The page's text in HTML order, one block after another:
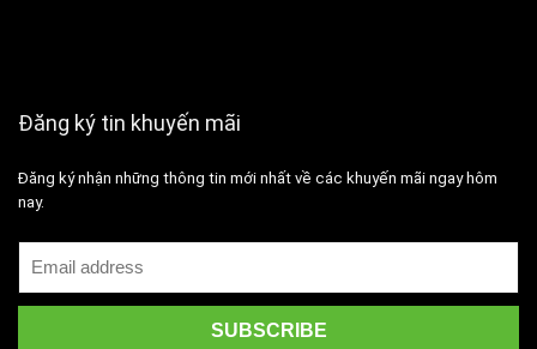
Đăng ký tin khuyến mãi
Đăng ký nhận những thông tin mới nhất về các khuyến mãi ngay hôm
nay.